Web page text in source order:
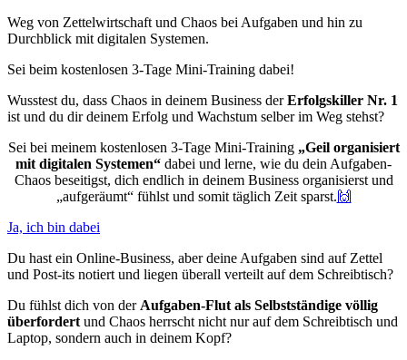
Weg von Zettelwirtschaft und Chaos bei Aufgaben und hin zu
Durchblick mit digitalen Systemen.
Sei beim kostenlosen 3-Tage Mini-Training dabei!
Wusstest du, dass Chaos in deinem Business derErfolgskiller Nr. 1
ist und du dir deinem Erfolg und Wachstum selber im Weg stehst?
Sei bei meinem kostenlosen 3-Tage Mini-Training „Geil organisiert
mit digitalen Systemen“ dabei und lerne, wie du dein Aufgaben-
Chaos beseitigst, dich endlich in deinem Business organisierst und
„aufgeräumt“ fühlst und somit täglich Zeit sparst. 🙌
Ja, ich bin dabei
Du hast ein Online-Business, aber deine Aufgaben sind auf Zettel
und Post-its notiert und liegen überall verteilt auf dem Schreibtisch?
Du fühlst dich von der Aufgaben-Flut als Selbstständige völlig
überfordert und Chaos herrscht nicht nur auf dem Schreibtisch und
Laptop, sondern auch in deinem Kopf?